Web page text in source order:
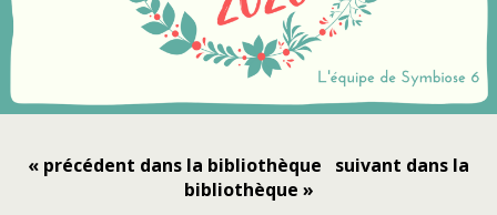
« précédent dans la bibliothèque
suivant dans la
bibliothèque »